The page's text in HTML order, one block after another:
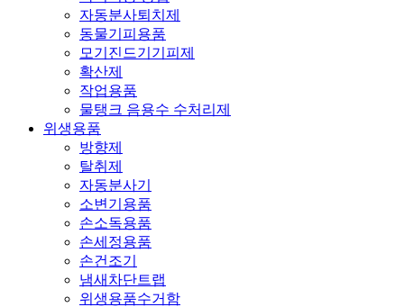
자동분사퇴치제
동물기피용품
모기진드기기피제
확산제
작업용품
물탱크 음용수 수처리제
위생용품
방향제
탈취제
자동분사기
소변기용품
손소독용품
손세정용품
손건조기
냄새차단트랩
위생용품수거함